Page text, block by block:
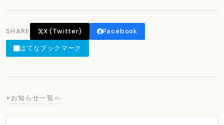
SHARE X (Twitter)
Facebook
はてなブックマーク
お知らせ一覧へ